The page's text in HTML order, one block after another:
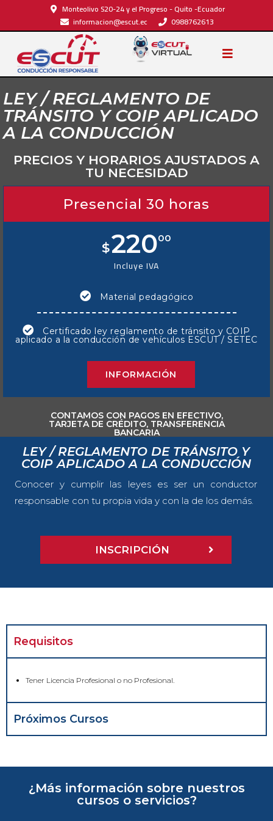
Monteolivo S20-24 y el Progreso - Quito -Ecuador
informacion@escut.ec
0988762613
LEY / REGLAMENTO DE
TRÁNSITO Y COIP APLICADO
A LA CONDUCCIÓN
PRECIOS Y HORARIOS AJUSTADOS A
TU NECESIDAD
Presencial 30 horas
$22000
Incluye IVA
Material pedagógico
Certificado ley reglamento de tránsito y COIP
aplicado a la conducción de vehículos ESCUT / SETEC
INFORMACIÓN
CONTAMOS CON PAGOS EN EFECTIVO,
TARJETA DE CRÉDITO, TRANSFERENCIA
BANCARIA
LEY / REGLAMENTO DE TRÁNSITO Y
COIP APLICADO A LA CONDUCCIÓN
Conocer y cumplir las leyes es ser un conductor
responsable con tu propia vida y con la de los demás.
INSCRIPCIÓN
Requisitos
Tener Licencia Profesional o no Profesional.
Próximos Cursos
¿Más información sobre nuestros
cursos o servicios?